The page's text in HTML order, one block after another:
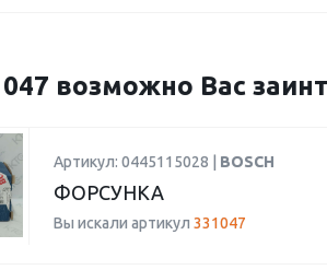
возможно Вас
Артикул: 0445115028 | BOSCH
ФОРСУНКА
Вы искали артикул 331047